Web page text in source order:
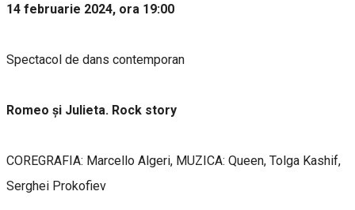
14 februarie 2024, ora 19:00
Spectacol de dans contemporan
Romeo și Julieta. Rock story
COREGRAFIA: Marcello Algeri, MUZICA: Queen, Tolga Kashif,
Serghei Prokofiev